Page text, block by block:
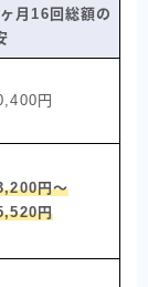
月16回総額の
円
円〜
円